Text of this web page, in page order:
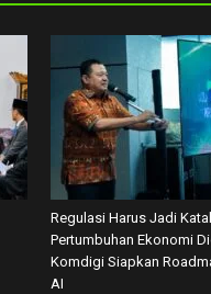
Regulasi Harus Jadi
Pertumbuhan Ekonomi
Komdigi Siapkan
AI